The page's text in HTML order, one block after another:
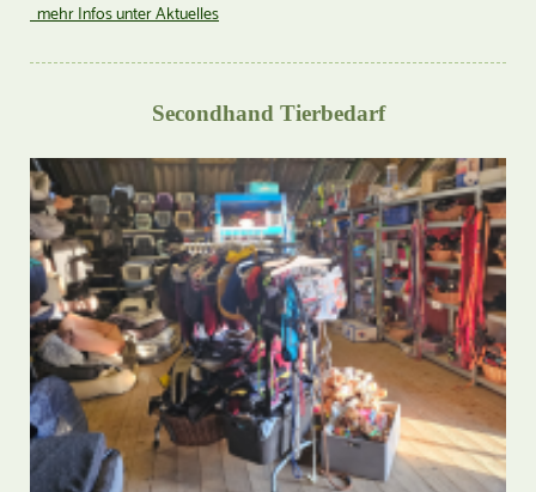
mehr Infos unter Aktuelles
Secondhand Tierbedarf